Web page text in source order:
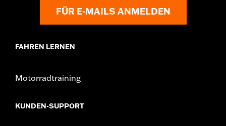
FÜR E-MAILS ANMELDEN
FAHREN LERNEN
Motorradtraining
KUNDEN-SUPPORT